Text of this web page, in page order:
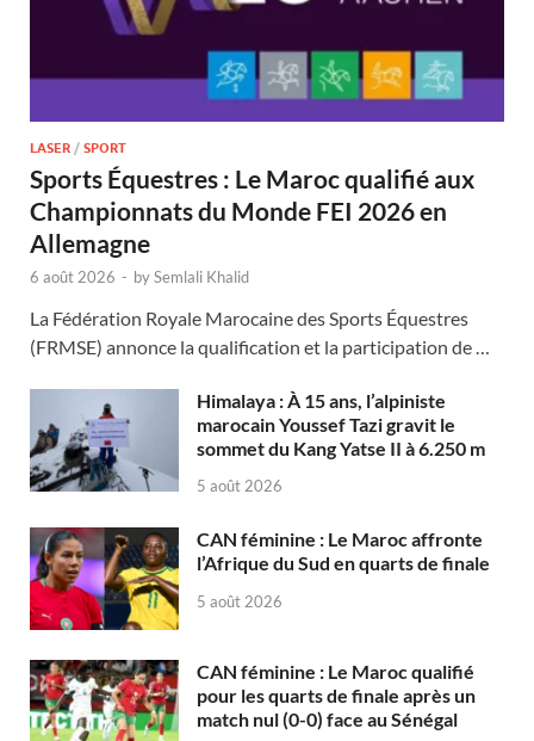
LASER / SPORT
Sports Équestres : Le Maroc qualifié aux
Championnats du Monde FEI 2026 en
Allemagne
6 août 2026 - bySemlali Khalid
La Fédération Royale Marocaine des Sports Équestres
(FRMSE) annonce la qualification et la participation de …
Himalaya : À 15 ans, l’alpiniste
marocain Youssef Tazi gravit le
sommet du Kang Yatse II à 6.250 m
5 août 2026
CAN féminine : Le Maroc affronte
l’Afrique du Sud en quarts de finale
5 août 2026
CAN féminine : Le Maroc qualifié
pour les quarts de finale après un
match nul (0-0) face au Sénégal